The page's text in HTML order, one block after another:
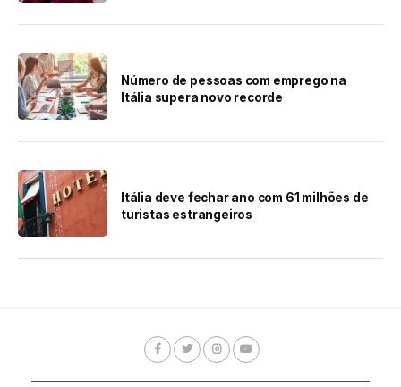
Número de pessoas com emprego na
Itália supera novo recorde
Itália deve fechar ano com 61 milhões de
turistas estrangeiros